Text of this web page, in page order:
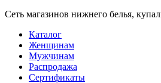
Сеть магазинов нижнего белья,
Каталог
Женщинам
Мужчинам
Распродажа
Сертификаты